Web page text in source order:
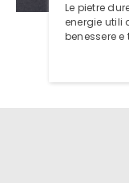
Le pietre
energie utili
benessere